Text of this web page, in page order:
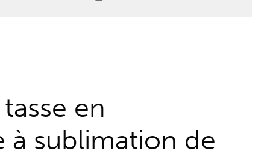
en
à sublimation de